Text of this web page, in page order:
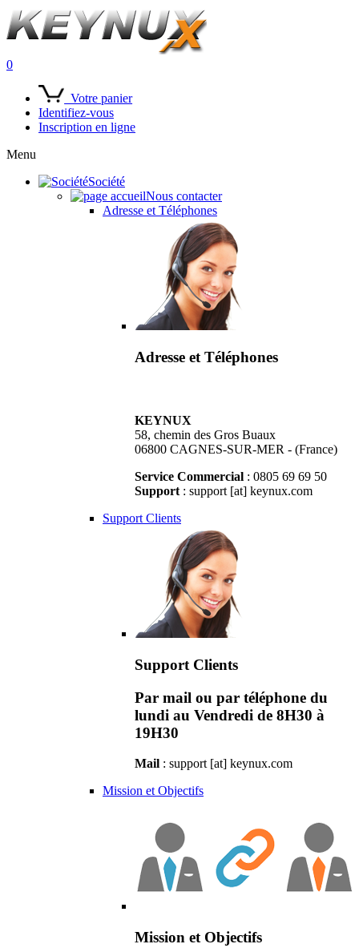
0
Votre panier
Identifiez-vous
Inscription en ligne
Menu
Société
Nous contacter
Adresse et Téléphones
Adresse et Téléphones
KEYNUX
58, chemin des Gros Buaux
06800 CAGNES-SUR-MER - (France)
Service Commercial : 0805 69 69 50
Support : support [at] keynux.com
Support Clients
Support Clients
Par mail ou par téléphone du
lundi au Vendredi de 8H30 à
19H30
Mail : support [at] keynux.com
Mission et Objectifs
Mission et Objectifs